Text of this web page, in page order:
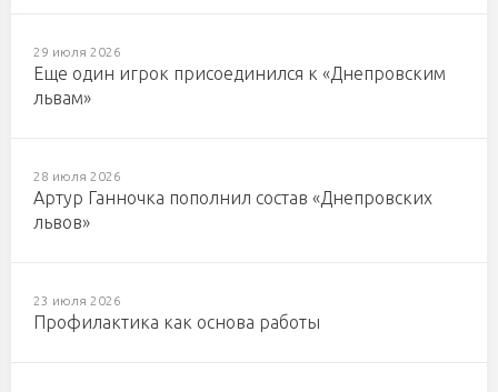
29 июля 2026
Еще один игрок присоединился к «Днепровским
львам»
28 июля 2026
Артур Ганночка пополнил состав «Днепровских
львов»
23 июля 2026
Профилактика как основа работы